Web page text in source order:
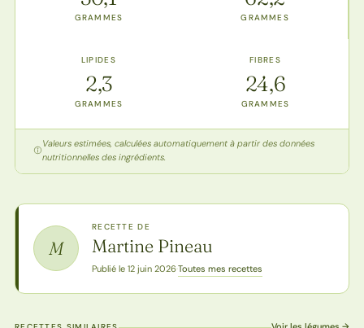
GRAMMES GRAMMES
LIPIDES
2,3
GRAMMES
FIBRES
24,6
GRAMMES
Valeurs estimées, calculées automatiquement à partir des données
nutritionnelles des ingrédients.
M
RECETTE DE
Martine Pineau
Publié le 12 juin 2026·Toutes mes recettes